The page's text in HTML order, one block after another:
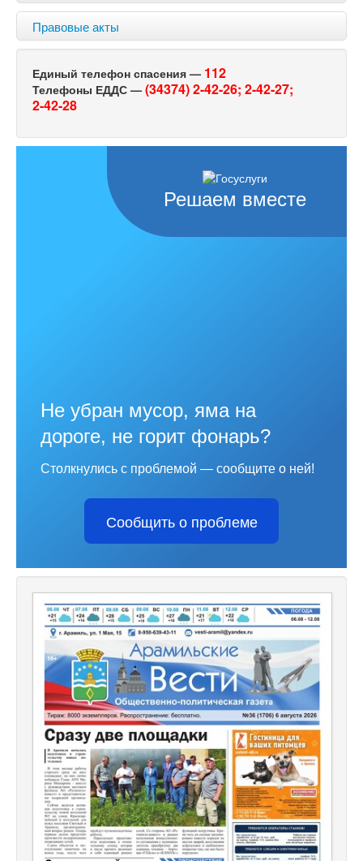
Правовые акты
Единый телефон спасения — 112
Телефоны ЕДДС — (34374) 2-42-26; 2-42-27;
2-42-28
Решаем вместе
Не убран мусор, яма на
дороге, не горит фонарь?
Столкнулись с проблемой — сообщите о ней!
Сообщить о проблеме